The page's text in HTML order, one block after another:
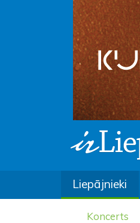
Liepājnieki
Koncerts